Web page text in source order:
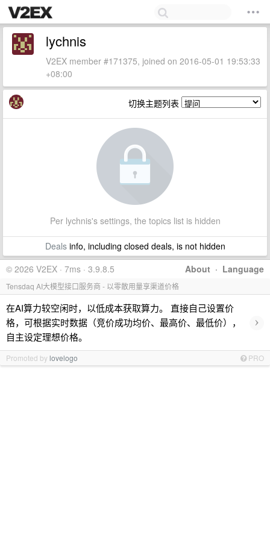
lychnis
V2EX member #171375, joined on 2016-05-01 19:53:33
+08:00
切换主题列表
Per lychnis's settings, the topics list is hidden
Dealsinfo, including closed deals, is not hidden
About · Language
© 2026 V2EX · 7ms · 3.9.8.5
Tensdaq AI大模型接口服务商 - 以零散用量享渠道价格
在AI算力较空闲时，以低成本获取算力。 直接自己设置价
格，可根据实时数据（竞价成功均价、最高价、最低价），
自主设定理想价格。
›
Promoted bylovelogo PRO